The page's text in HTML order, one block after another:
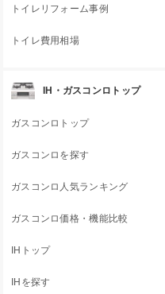
トイレリフォーム事例
トイレ費用相場
IH・ガスコンロトップ
ガスコンロトップ
ガスコンロを探す
ガスコンロ人気ランキング
ガスコンロ価格・機能比較
IHトップ
IHを探す